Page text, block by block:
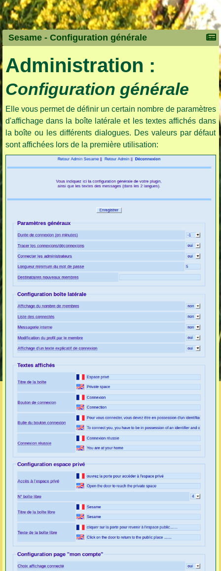
Sesame - Configuration générale
Administration :
Configuration générale
Elle vous permet de définir un certain nombre de paramètres
d'affichage dans la boîte latérale et les textes affichés dans
la boîte ou les différents dialogues. Des valeurs par défaut
sont affichées lors de la première utilisation: